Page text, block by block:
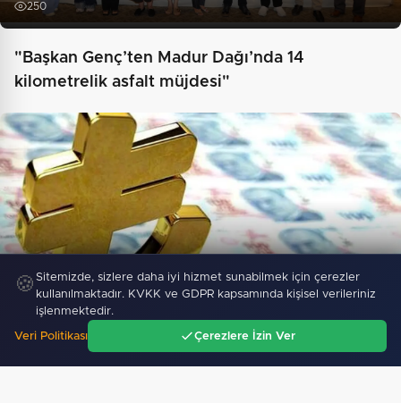
250
"Başkan Genç’ten Madur Dağı’nda 14
kilometrelik asfalt müjdesi"
Dijital Türk Lirası’nda 23 proje üçüncü faza geçti
🍪 Sitemizde, sizlere daha iyi hizmet sunabilmek için çerezler
kullanılmaktadır. KVKK ve GDPR kapsamında kişisel verileriniz
işlenmektedir.
Veri Politikası Çerezlere İzin Ver
Gündem Ara Menü